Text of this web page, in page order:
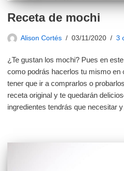
Receta de mochi
Alison Cortés 03/11/2020 3
¿Te gustan los mochi? Pues en
como podrás hacerlos tu mismo en
tener que ir a comprarlos o
receta original y te quedarán
ingredientes tendrás que necesitar